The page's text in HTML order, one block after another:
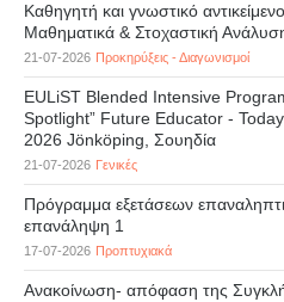
Καθηγητή και γνωστικό
Μαθηματικά & Στοχαστική
21-07-2026 Προκηρύξεις - Διαγωνισμοί
EULiST Blended Intensive
Spotlight” Future Educator -
2026 Jönköping, Σουηδία
21-07-2026 Γενικές
Πρόγραμμα εξετάσεων
επανάληψη 1
17-07-2026 Προπτυχιακά
Ανακοίνωση- απόφαση της